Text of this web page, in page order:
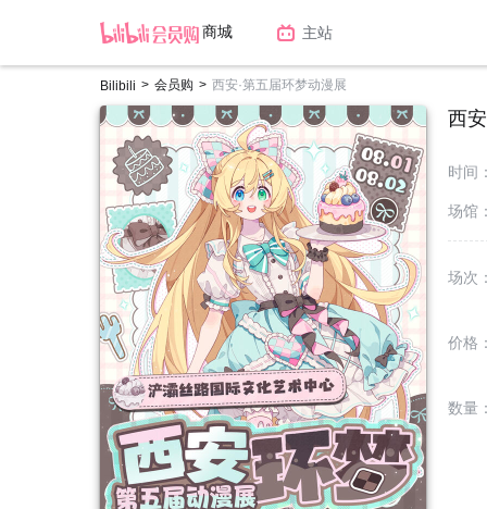
商城 主站
Bilibili > 会员购 > 西安·第五届环梦动漫展
西
时间
场馆
场次
价格
数量